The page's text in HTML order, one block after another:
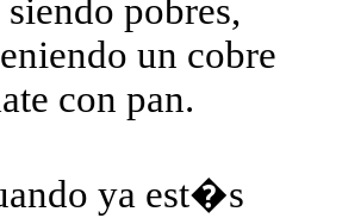
pobres,
un cobre
con pan.
ya est�s